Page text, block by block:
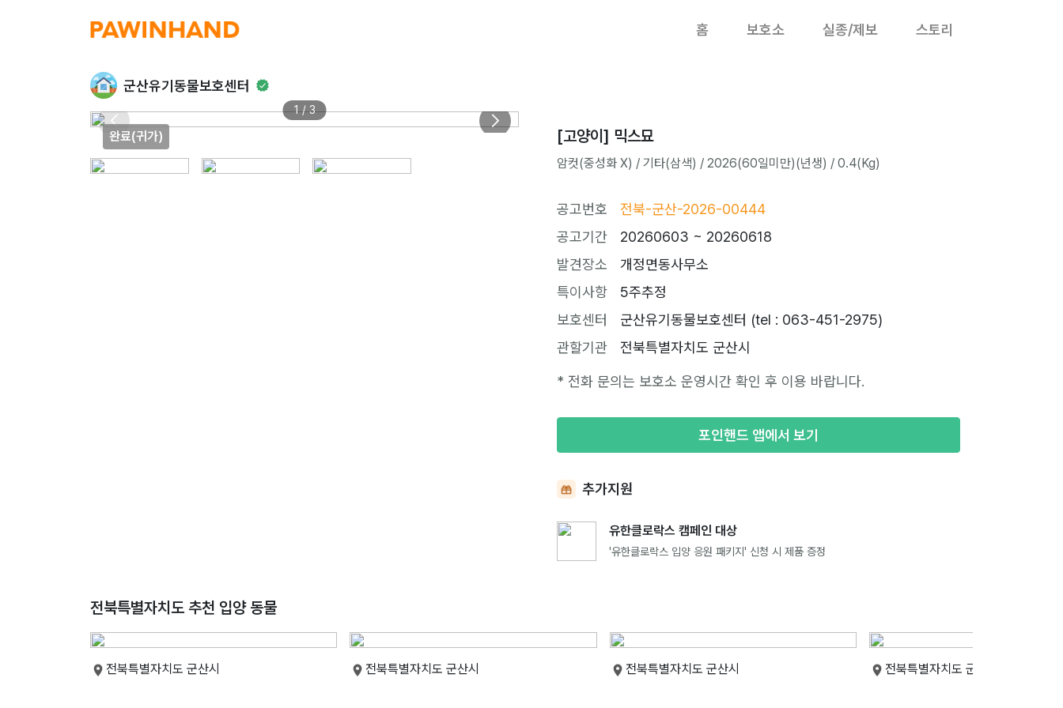
홈 보호소 실종/제보 스토리
군산유기동물보호센터
완료(귀가)
1 / 3
[고양이] 믹스묘
암컷(중성화 X) / 기타(삼색) / 2026(60일미만)(년생) / 0.4(Kg)
공고번호
전북-군산-2026-00444
공고기간
20260603 ~ 20260618
발견장소
개정면동사무소
특이사항
5주추정
보호센터
군산유기동물보호센터 (tel : 063-451-2975)
관할기관
전북특별자치도 군산시
* 전화 문의는 보호소 운영시간 확인 후 이용 바랍니다.
포인핸드 앱에서 보기
추가지원
유한클로락스 캠페인 대상
'유한클로락스 입양 응원 패키지' 신청 시 제품 증정
전북특별자치도 추천 입양 동물
전북특별자치도 군산시 전북특별자치도 군산시 전북특별자치도 군산시 전북특별자치도 군산시